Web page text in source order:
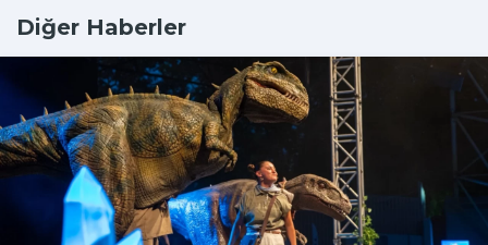
Diğer Haberler